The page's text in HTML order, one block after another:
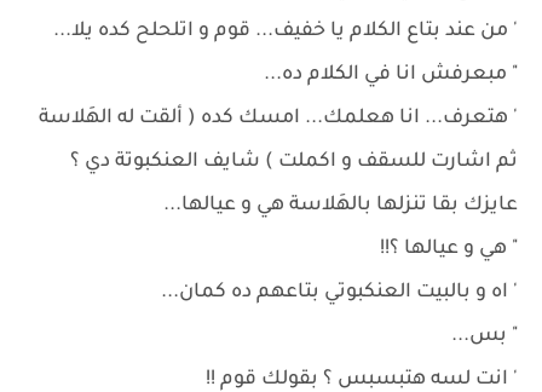
' من عند بتاع الكلام يا خفيف... قوم و اتلحلح كده يلا...
" مبعرفش انا في الكلام ده...
' هتعرف... انا هعلمك... امسك كده ( ألقت له الهَلاسة
ثم اشارت للسقف و اكملت ) شايف العنكبوتة دي ؟
عايزك بقا تنزلها بالهَلاسة هي و عيالها...
" هي و عيالها ؟!!
' اه و بالبيت العنكبوتي بتاعهم ده كمان...
" بس...
' انت لسه هتبسبس ؟ بقولك قوم !!